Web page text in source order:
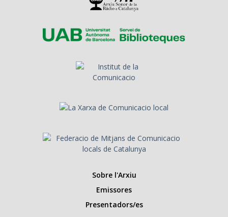
Sobre l'Arxiu
Emissores
Presentadors/es